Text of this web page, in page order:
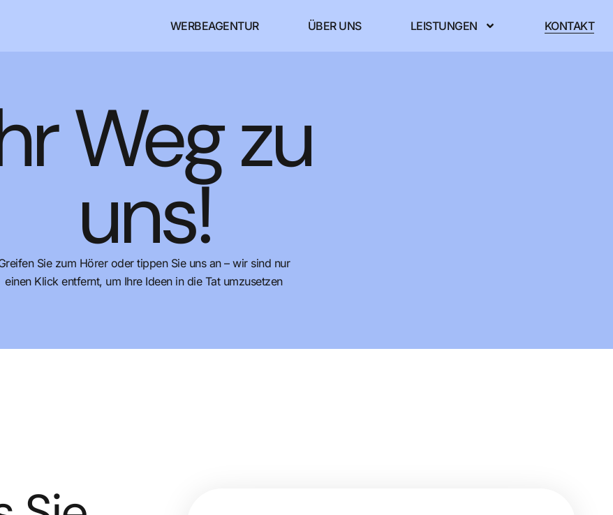
WERBEAGENTUR ÜBER UNS LEISTUNGEN KONTAKT
Weg zu
uns!
Sie zum Hörer oder tippen Sie uns an – wir sind nur
einen Klick entfernt, um Ihre Ideen in die Tat umzusetzen